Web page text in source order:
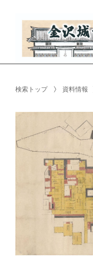
検索トップ 資料情報